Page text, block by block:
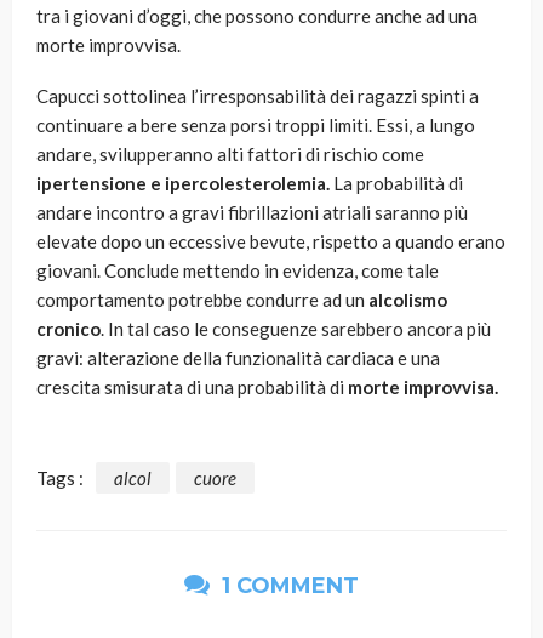
tra i giovani d’oggi, che possono condurre anche ad una
morte improvvisa.
Capucci sottolinea l’irresponsabilità dei ragazzi spinti a
continuare a bere senza porsi troppi limiti. Essi, a lungo
andare, svilupperanno alti fattori di rischio come
ipertensione e ipercolesterolemia. La probabilità di
andare incontro a gravi fibrillazioni atriali saranno più
elevate dopo un eccessive bevute, rispetto a quando erano
giovani. Conclude mettendo in evidenza, come tale
comportamento potrebbe condurre ad un alcolismo
cronico. In tal caso le conseguenze sarebbero ancora più
gravi: alterazione della funzionalità cardiaca e una
crescita smisurata di una probabilità di morte improvvisa.
Tags : alcol cuore
1 COMMENT